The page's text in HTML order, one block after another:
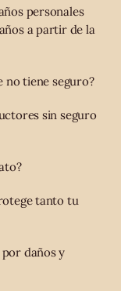
personales
a partir de la
no tiene seguro?
sin seguro
tanto tu
daños y